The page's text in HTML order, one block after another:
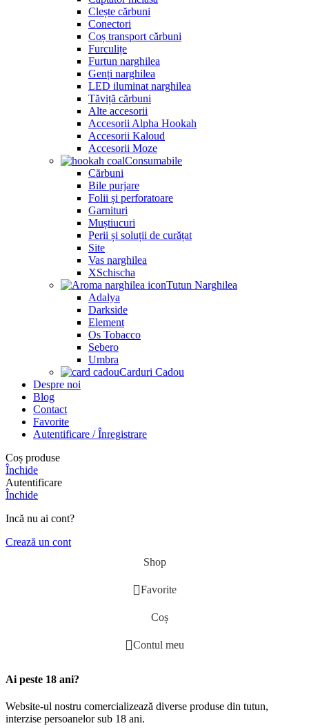
Clește cărbuni
Conectori
Coș transport cărbuni
Furculițe
Furtun narghilea
Genți narghilea
LED iluminat narghilea
Tăviță cărbuni
Alte accesorii
Accesorii Alpha Hookah
Accesorii Kaloud
Accesorii Moze
Consumabile
Cărbuni
Bile purjare
Folii și perforatoare
Garnituri
Muștiucuri
Perii și soluții de curățat
Site
Vas narghilea
XSchischa
Tutun Narghilea
Adalya
Darkside
Element
Os Tobacco
Sebero
Umbra
Carduri Cadou
Despre noi
Blog
Contact
Favorite
Autentificare / Înregistrare
Coș produse
Închide
Autentificare
Închide
Incă nu ai cont?
Crează un cont
Shop
Favorite
Coș
Contul meu
Ai peste 18 ani?
Website-ul nostru comercializează diverse produse din tutun,
interzise persoanelor sub 18 ani.